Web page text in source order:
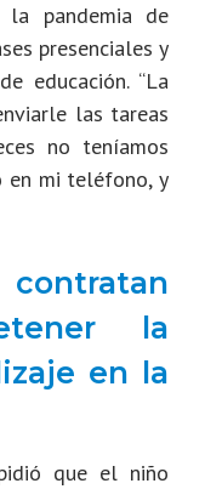
la pandemia de
presenciales y
educación. “La
las tareas
no teníamos
en mi teléfono, y
contratan
la
en la
que el niño